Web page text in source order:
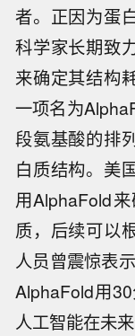
者。正因为蛋
科学家长期致
来确定其结构
一项名为
段氨基酸的排
白质结构。美
用AlphaFold
质，后续可以
人员曾震惊表
AlphaFold用
人工智能在未